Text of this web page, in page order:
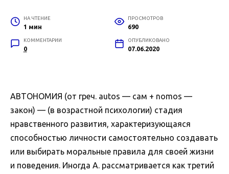
НА ЧТЕНИЕ
1 мин
ПРОСМОТРОВ
690
КОММЕНТАРИИ
0
ОПУБЛИКОВАНО
07.06.2020
АВТОНОМИЯ (от греч. autos — сам + nomos —
закон) — (в возрастной психологии) стадия
нравственного развития, характеризующаяся
способностью личности самостоятельно создавать
или выбирать моральные правила для своей жизни
и поведения. Иногда А. рассматривается как третий